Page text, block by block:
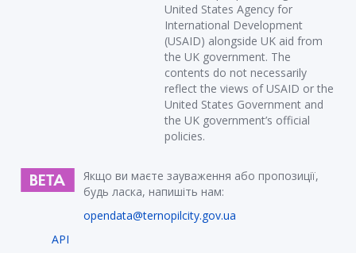
United States Agency for
International Development
(USAID) alongside UK aid from
the UK government. The
contents do not necessarily
reflect the views of USAID or the
United States Government and
the UK government’s official
policies.
Якщо ви маєте зауваження або пропозиції,
будь ласка, напишіть нам:
opendata@ternopilcity.gov.ua
API